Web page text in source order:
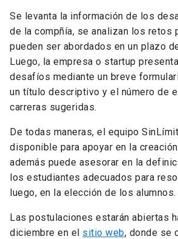
Se levanta la información de los
de la compñía, se analizan los retos
pueden ser abordados en un plazo
Luego, la empresa o startup
desafíos mediante un breve
un título descriptivo y el número de
carreras sugeridas.
De todas maneras, el equipo
disponible para apoyar en la
además puede asesorar en la
los estudiantes adecuados para
luego, en la elección de los alumnos.
Las postulaciones estarán abiertas
diciembre en el sitio web, donde se